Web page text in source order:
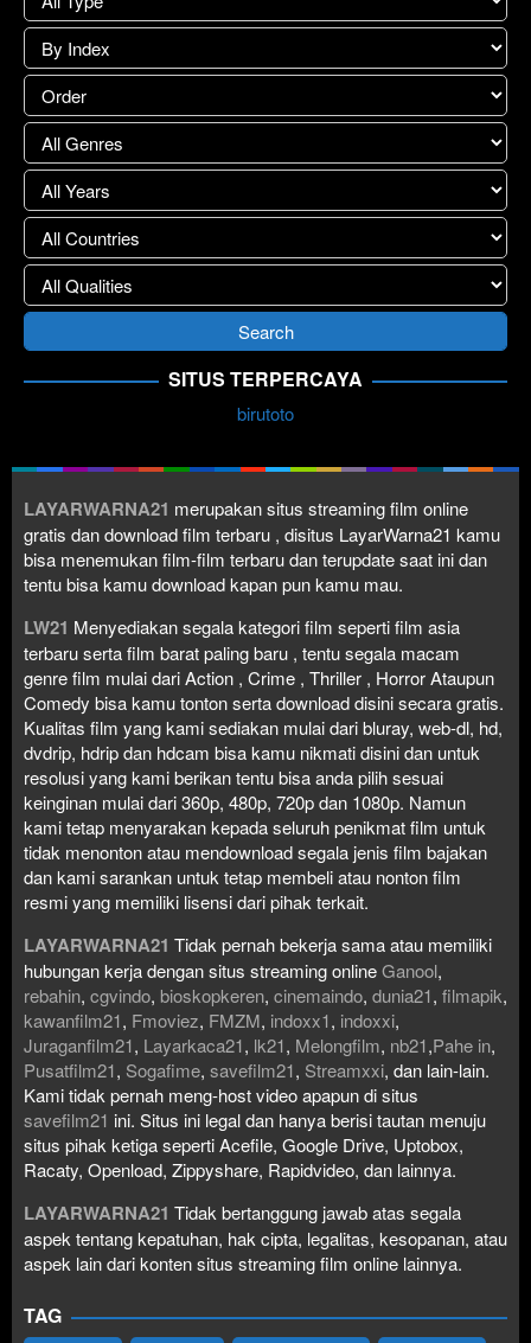
SITUS TERPERCAYA
birutoto
LAYARWARNA21 merupakan situs streaming film online
gratis dan download film terbaru , disitus LayarWarna21 kamu
bisa menemukan film-film terbaru dan terupdate saat ini dan
tentu bisa kamu download kapan pun kamu mau.
LW21 Menyediakan segala kategori film seperti film asia
terbaru serta film barat paling baru , tentu segala macam
genre film mulai dari Action , Crime , Thriller , Horror Ataupun
Comedy bisa kamu tonton serta download disini secara gratis.
Kualitas film yang kami sediakan mulai dari bluray, web-dl, hd,
dvdrip, hdrip dan hdcam bisa kamu nikmati disini dan untuk
resolusi yang kami berikan tentu bisa anda pilih sesuai
keinginan mulai dari 360p, 480p, 720p dan 1080p. Namun
kami tetap menyarakan kepada seluruh penikmat film untuk
tidak menonton atau mendownload segala jenis film bajakan
dan kami sarankan untuk tetap membeli atau nonton film
resmi yang memiliki lisensi dari pihak terkait.
LAYARWARNA21 Tidak pernah bekerja sama atau memiliki
hubungan kerja dengan situs streaming onlineGanool,
rebahin, cgvindo, bioskopkeren, cinemaindo, dunia21, filmapik,
kawanfilm21, Fmoviez, FMZM, indoxx1, indoxxi,
Juraganfilm21, Layarkaca21, lk21, Melongfilm, nb21,Pahe in,
Pusatfilm21, Sogafime, savefilm21, Streamxxi, dan lain-lain.
Kami tidak pernah meng-host video apapun di situs
savefilm21 ini. Situs ini legal dan hanya berisi tautan menuju
situs pihak ketiga seperti Acefile, Google Drive, Uptobox,
Racaty, Openload, Zippyshare, Rapidvideo, dan lainnya.
LAYARWARNA21 Tidak bertanggung jawab atas segala
aspek tentang kepatuhan, hak cipta, legalitas, kesopanan, atau
aspek lain dari konten situs streaming film online lainnya.
TAG